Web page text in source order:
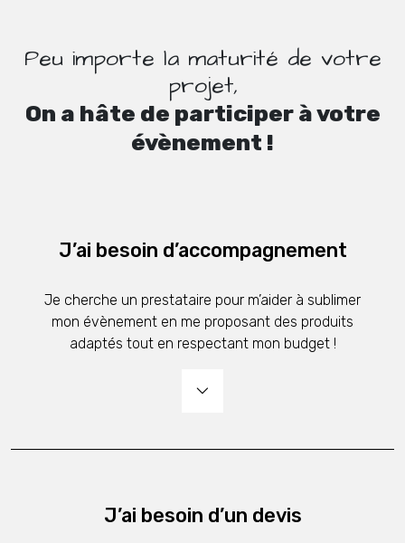
Peu importe la maturité de votre
projet,
On a hâte de participer à votre
évènement !
J’ai besoin d’accompagnement
Je cherche un prestataire pour m’aider à sublimer
mon évènement en me proposant des produits
adaptés tout en respectant mon budget !
J’ai besoin d’un devis